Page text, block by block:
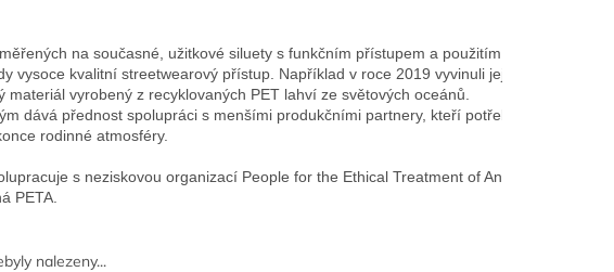
na současné, užitkové siluety s funkčním přístupem a použitím ručně
vysoce kvalitní streetwearový přístup. Například v roce 2019 vyvinuli jejich
vyrobený z recyklovaných PET lahví ze světových oceánů.
dává přednost spolupráci s menšími produkčními partnery, kteří potřebují
rodinné atmosféry.
s neziskovou organizací People for the Ethical Treatment of Animals
PETA.
nalezeny...